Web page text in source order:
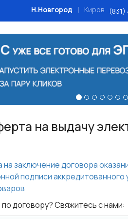
Н.Новгород | Киров
на выдачу
заключение договора
подписи
договору? Свяжитесь с нами: